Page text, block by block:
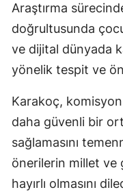
Araştırma
doğrultusunda
ve dijital dünyada
yönelik tespit ve
Karakoç, komisyon
daha güvenli bir
sağlamasını
önerilerin millet ve
hayırlı olmasını